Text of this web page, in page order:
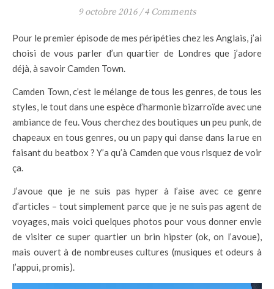
9 octobre 2016/4 Comments
Pour le premier épisode de mes péripéties chez les Anglais, j’ai
choisi de vous parler d’un quartier de Londres que j’adore
déjà, à savoir Camden Town.
Camden Town, c’est le mélange de tous les genres, de tous les
styles, le tout dans une espèce d’harmonie bizarroïde avec une
ambiance de feu. Vous cherchez des boutiques un peu punk, de
chapeaux en tous genres, ou un papy qui danse dans la rue en
faisant du beatbox ? Y’a qu’à Camden que vous risquez de voir
ça.
J’avoue que je ne suis pas hyper à l’aise avec ce genre
d’articles – tout simplement parce que je ne suis pas agent de
voyages, mais voici quelques photos pour vous donner envie
de visiter ce super quartier un brin hipster (ok, on l’avoue),
mais ouvert à de nombreuses cultures (musiques et odeurs à
l’appui, promis).